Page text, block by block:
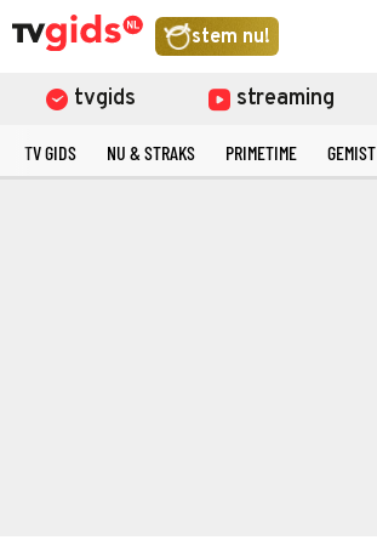
stem nu!
tvgids streaming
TV GIDS NU & STRAKS PRIMETIME GEMIST